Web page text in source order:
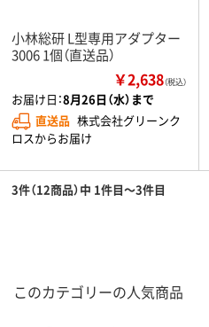
小林総研 L型専用アダプター
3006 1個（直送品）
￥2,638（税込）
お届け日：8月26日（水）まで
直送品 株式会社グリーンク
ロスからお届け
3件（12商品）中 1件目～3件目
このカテゴリーの人気商品